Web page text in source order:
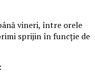
vineri, între orele
sprijin în funcție de